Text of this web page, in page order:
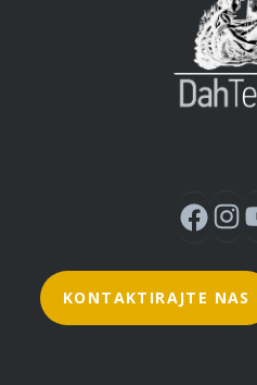
Facebook Instagram YouTube
KONTAKTIRAJTE NAS